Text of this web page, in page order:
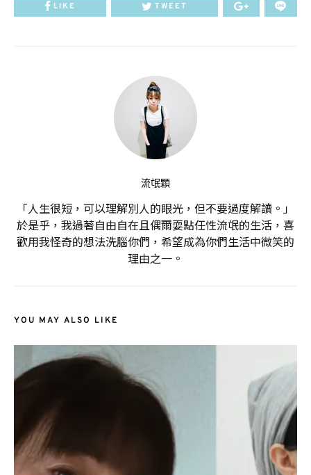
LIKE TWEET
流氓顆
「人生很短，可以理解別人的眼光，但不要過度解讀。」
於是乎，我過著自由自在且偶爾耍點任性流氓的生活，喜
歡用我怪奇的想法洗腦你們，希望成為你們生活中微笑的
理由之一。
YOU MAY ALSO LIKE